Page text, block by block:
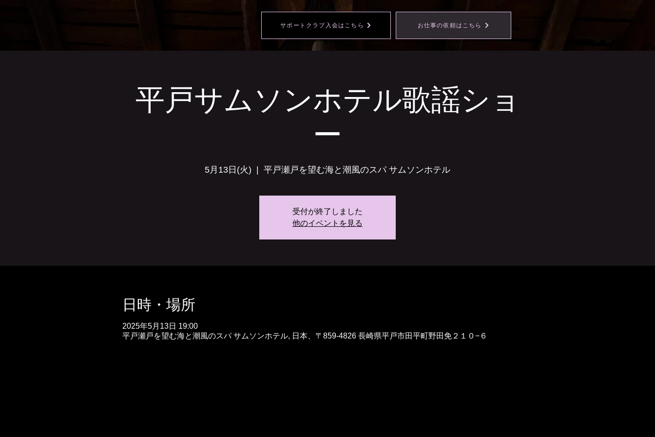
サポートクラブ入会はこちら お仕事の依頼はこちら
平戸サムソンホテル歌謡ショ
ー
5月13日(火) 平戸瀬戸を望む海と潮風のスパ サムソンホテル
受付が終了しました
他のイベントを見る
日時・場所
2025年5月13日 19:00
平戸瀬戸を望む海と潮風のスパ サムソンホテル, 日本、〒859-4826 長崎県平戸市田平町野田免２１０−６